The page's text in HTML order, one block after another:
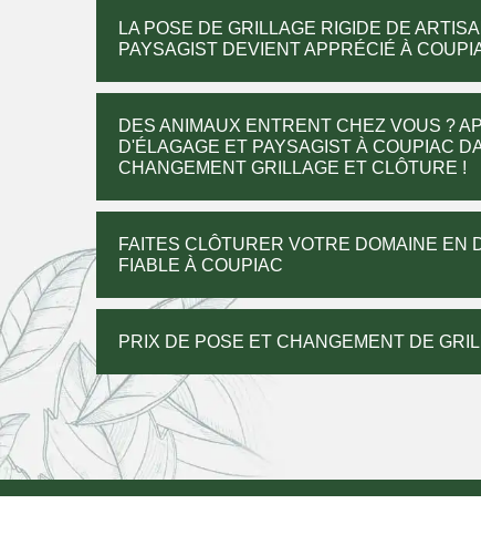
LA POSE DE GRILLAGE RIGIDE DE
PAYSAGIST DEVIENT APPRÉCIÉ À
DES ANIMAUX ENTRENT CHEZ VOUS ?
D'ÉLAGAGE ET PAYSAGIST À COUPIAC
CHANGEMENT GRILLAGE ET CLÔTURE !
FAITES CLÔTURER VOTRE DOMAINE
FIABLE À COUPIAC
PRIX DE POSE ET CHANGEMENT DE